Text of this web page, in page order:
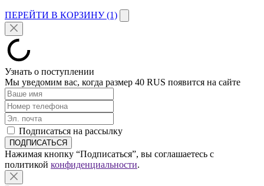
ПЕРЕЙТИ В КОРЗИНУ (1)
Узнать о поступлении
Мы уведомим вас, когда размер 40 RUS появится на сайте
Подписаться на рассылку
Нажимая кнопку “Подписаться”, вы соглашаетесь с
политикой конфиденциальности.